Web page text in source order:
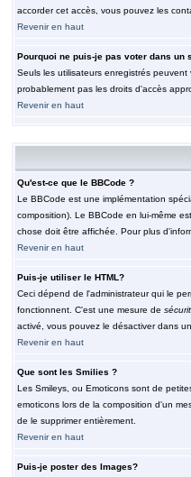
accorder cet accès, vous pouvez les
Revenir en haut
Pourquoi ne puis-je pas voter dans un
Seuls les utilisateurs enregistrés
probablement pas les droits d'accès
Revenir en haut
Qu'est-ce que le BBCode ?
Le BBCode est une implémentation
composition). Le BBCode en lui-même
chose doit être affichée. Pour plus
Revenir en haut
Puis-je utiliser le HTML?
Ceci dépend de l'administrateur qui le
fonctionnent. C'est une mesure de
activé, vous pouvez le désactiver dans
Revenir en haut
Que sont les Smilies ?
Les Smileys, ou Emoticons sont de
emoticons lors de la composition d'un
de le supprimer entièrement.
Revenir en haut
Puis-je poster des Images?